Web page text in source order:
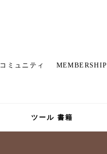
コミュニティ MEMBERSHIP
ツール 書籍